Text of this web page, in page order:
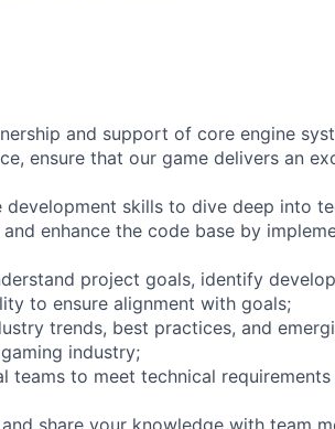
and support of core engine
ensure that our game delivers an
skills to dive deep into
enhance the code base by
project goals, identify
to ensure alignment with goals;
trends, best practices, and
industry;
to meet technical
share your knowledge with team